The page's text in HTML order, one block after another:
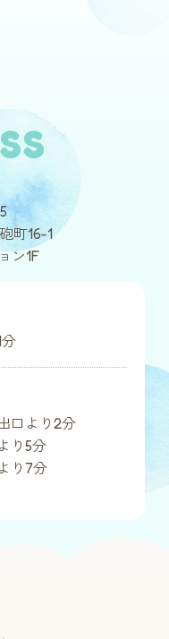
町16-1
ン1F
口より2分
り5分
り7分